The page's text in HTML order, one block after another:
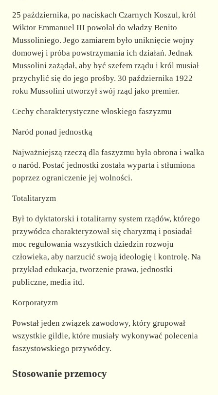
25 października, po naciskach Czarnych Koszul, król
Wiktor Emmanuel III powołał do władzy Benito
Mussoliniego. Jego zamiarem było uniknięcie wojny
domowej i próba powstrzymania ich działań. Jednak
Mussolini zażądał, aby być szefem rządu i król musiał
przychylić się do jego prośby. 30 października 1922
roku Mussolini utworzył swój rząd jako premier.
Cechy charakterystyczne włoskiego faszyzmu
Naród ponad jednostką
Najważniejszą rzeczą dla faszyzmu była obrona i walka
o naród. Postać jednostki została wyparta i stłumiona
poprzez ograniczenie jej wolności.
Totalitaryzm
Był to dyktatorski i totalitarny system rządów, którego
przywódca charakteryzował się charyzmą i posiadał
moc regulowania wszystkich dziedzin rozwoju
człowieka, aby narzucić swoją ideologię i kontrolę. Na
przykład edukacja, tworzenie prawa, jednostki
publiczne, media itd.
Korporatyzm
Powstał jeden związek zawodowy, który grupował
wszystkie gildie, które musiały wykonywać polecenia
faszystowskiego przywódcy.
Stosowanie przemocy